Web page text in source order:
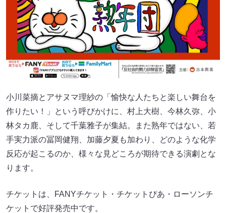
小川菜摘とアサヌマ理紗の「愉快な人たちと楽しい舞台を
作りたい！」という呼びかけに、村上大樹、今林久弥、小
林タカ鹿、そして千葉雅子が集結。また熟年ではない、若
手実力派の冨岡健翔、加藤夕夏も加わり、どのような化学
反応が起こるのか、様々な見どころが期待できる演劇とな
ります。
チケットは、FANYチケット・チケットぴあ・ローソンチ
ケットで好評発売中です。